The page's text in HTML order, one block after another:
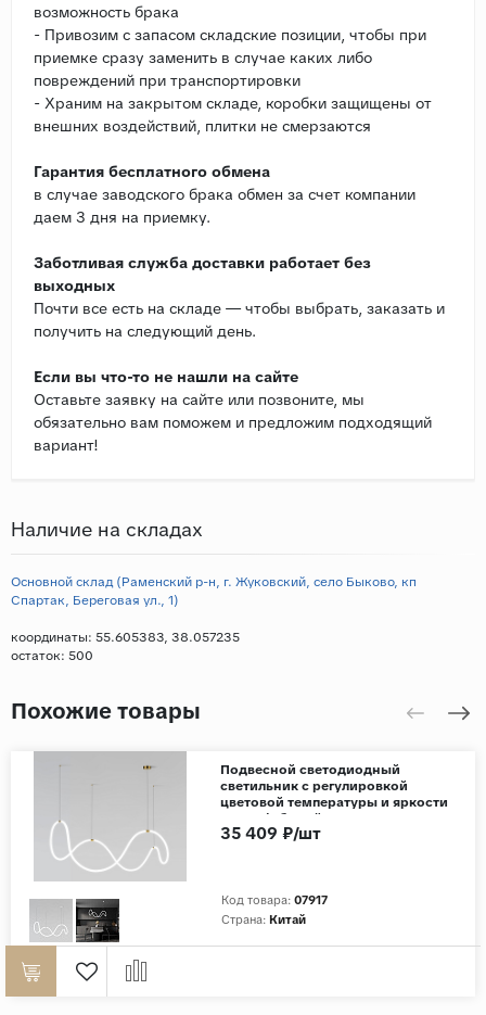
возможность брака
- Привозим с запасом складские позиции, чтобы при
приемке сразу заменить в случае каких либо
повреждений при транспортировки
- Храним на закрытом складе, коробки защищены от
внешних воздействий, плитки не смерзаются
Гарантия бесплатного обмена
в случае заводского брака обмен за счет компании
даем 3 дня на приемку.
Заботливая служба доставки работает без
выходных
Почти все есть на складе — чтобы выбрать, заказать и
получить на следующий день.
Если вы что-то не нашли на сайте
Оставьте заявку на сайте или позвоните, мы
обязательно вам поможем и предложим подходящий
вариант!
Наличие на складах
Основной склад (Раменский р-н, г. Жуковский, село Быково, кп
Спартак, Береговая ул., 1)
координаты: 55.605383, 38.057235
остаток: 500
Похожие товары
Подвесной светодиодный
светильник с регулировкой
цветовой температуры и яркости
90288/1 белый
Код товара: 07917
Страна: Китай
35 409 ₽/шт